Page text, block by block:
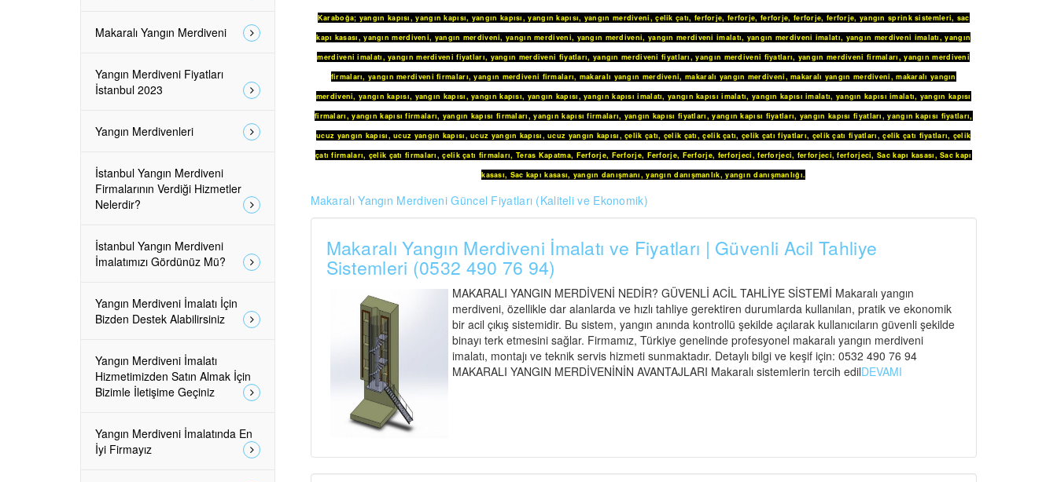
Karaboğa; yangın kapısı,yangın kapısı, yangın kapısı,yangın kapısı, yangın merdiveni,çelik çatı, ferforje, ferforje, ferforje, ferforje, ferforje, yangın sprink sistemleri, sac
kapı kasası,yangın merdiveni, yangın merdiveni,yangın merdiveni, yangın merdiveni, yangın merdiveni imalatı, yangın merdiveni imalatı, yangın merdiveni imalatı,yangın
merdiveni imalatı,yangın merdiveni fiyatları, yangın merdiveni fiyatları, yangın merdiveni fiyatları,yangın merdiveni fiyatları, yangın merdiveni firmaları,yangın merdiveni
firmaları,yangın merdiveni firmaları,yangın merdiveni firmaları, makaralı yangın merdiveni,makaralı yangın merdiveni,makaralı yangın merdiveni,makaralı yangın
merdiveni,yangın kapısı, yangın kapısı,yangın kapısı, yangın kapısı,yangın kapısı imalatı,yangın kapısı imalatı, yangın kapısı imalatı, yangın kapısı imalatı, yangın kapısı
firmaları,yangın kapısı firmaları, yangın kapısı firmaları,yangın kapısı firmaları, yangın kapısı fiyatları,yangın kapısı fiyatları, yangın kapısı fiyatları,yangın kapısı fiyatları,
ucuz yangın kapısı,ucuz yangın kapısı,ucuz yangın kapısı,ucuz yangın kapısı,çelik çatı, çelik çatı,çelik çatı, çelik çatı fiyatları, çelik çatı fiyatları,çelik çatı fiyatları, çelik
çatı firmaları, çelik çatı firmaları,çelik çatı firmaları,Teras Kapatma, Ferforje, Ferforje, Ferforje, Ferforje, ferforjeci,ferforjeci, ferforjeci,ferforjeci,Sac kapı kasası,Sac kapı
kasası, Sac kapı kasası, yangın danışmanı,yangın danışmanlık,yangın danışmanlığı.
Makaralı Yangın Merdiveni Güncel Fiyatları (Kaliteli ve Ekonomik)
Makaralı Yangın Merdiveni İmalatı ve Fiyatları | Güvenli Acil Tahliye
Sistemleri (0532 490 76 94)
MAKARALI YANGIN MERDİVENİ NEDİR? GÜVENLİ ACİL TAHLİYE SİSTEMİ Makaralı yangın
merdiveni, özellikle dar alanlarda ve hızlı tahliye gerektiren durumlarda kullanılan, pratik ve ekonomik
bir acil çıkış sistemidir. Bu sistem, yangın anında kontrollü şekilde açılarak kullanıcıların güvenli şekilde
binayı terk etmesini sağlar. Firmamız, Türkiye genelinde profesyonel makaralı yangın merdiveni
imalatı, montajı ve teknik servis hizmeti sunmaktadır. Detaylı bilgi ve keşif için: 0532 490 76 94
MAKARALI YANGIN MERDİVENİNİN AVANTAJLARI Makaralı sistemlerin tercih edilDEVAMI
Makaralı Yangın Merdiveni
Yangın Merdiveni Fiyatları
İstanbul 2023
Yangın Merdivenleri
İstanbul Yangın Merdiveni
Firmalarının Verdiği Hizmetler
Nelerdir?
İstanbul Yangın Merdiveni
İmalatımızı Gördünüz Mü?
Yangın Merdiveni İmalatı İçin
Bizden Destek Alabilirsiniz
Yangın Merdiveni İmalatı
Hizmetimizden Satın Almak İçin
Bizimle İletişime Geçiniz
Yangın Merdiveni İmalatında En
İyi Firmayız